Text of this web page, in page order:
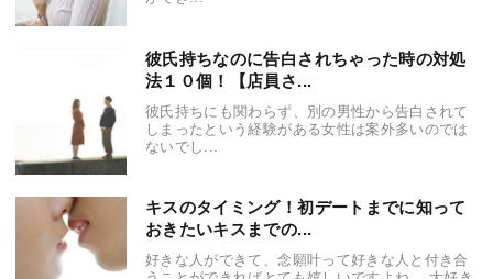
彼氏持ちなのに告白されちゃった時の対処
法１０個！【店員さ...
彼氏持ちにも関わらず、別の男性から告白されて
しまったという経験がある女性は案外多いのでは
ないでし...
キスのタイミング！初デートまでに知って
おきたいキスまでの...
好きな人ができて、念願叶って好きな人と付き合